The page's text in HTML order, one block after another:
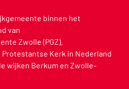
binnen het
van
Zwolle (PGZ).
Kerk in Nederland
wijken Berkum en Zwolle-